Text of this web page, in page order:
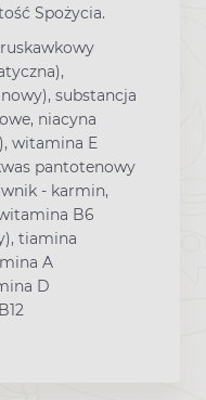
Spożycia.
substancja
niacyna
witamina E
pantotenowy
- karmin,
B6
tiamina
A
D